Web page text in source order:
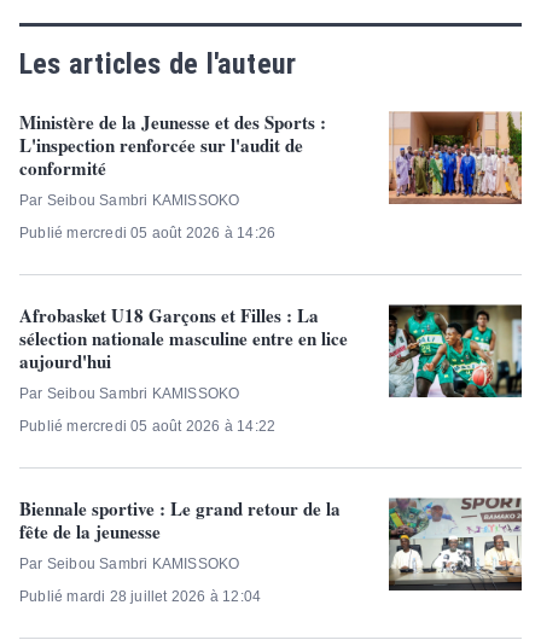
Les articles de l'auteur
Ministère de la Jeunesse et des Sports :
L'inspection renforcée sur l'audit de
conformité
Par Seibou Sambri KAMISSOKO
Publié mercredi 05 août 2026 à 14:26
Afrobasket U18 Garçons et Filles : La
sélection nationale masculine entre en lice
aujourd'hui
Par Seibou Sambri KAMISSOKO
Publié mercredi 05 août 2026 à 14:22
Biennale sportive : Le grand retour de la
fête de la jeunesse
Par Seibou Sambri KAMISSOKO
Publié mardi 28 juillet 2026 à 12:04